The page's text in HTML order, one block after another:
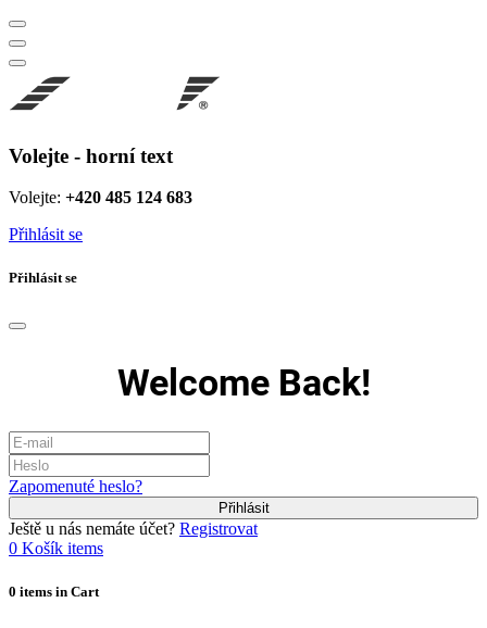
Volejte - horní text
Volejte: +420 485 124 683
Přihlásit se
Přihlásit se
Welcome Back!
Zapomenuté heslo?
Přihlásit
Ještě u nás nemáte účet? Registrovat
0 Košík items
0 items in Cart